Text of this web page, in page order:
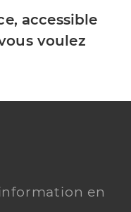
accessible
voulez
en